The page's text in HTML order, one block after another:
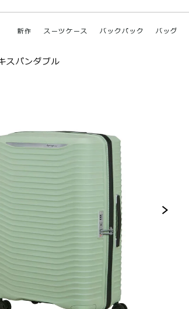
新作 スーツケース バックパック バッグ
スパンダブル